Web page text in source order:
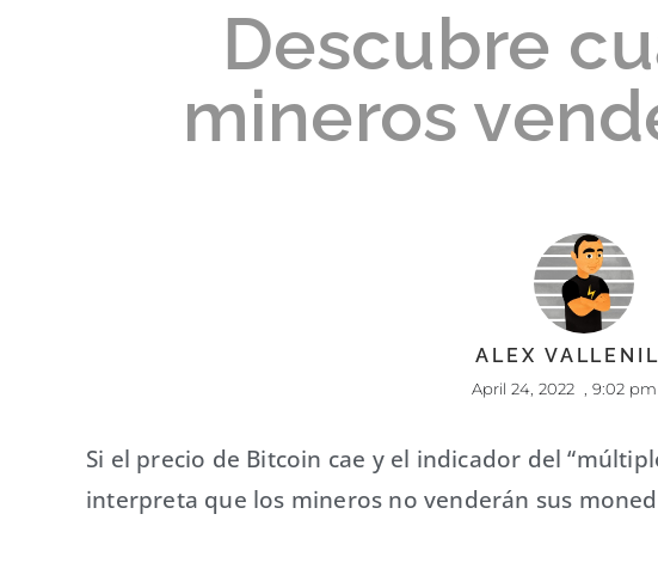
Descubre
mineros
ALEX
April 24, 2022 9:02 pm
Si el precio de Bitcoin cae y el indicador del
interpreta que los mineros no venderán sus